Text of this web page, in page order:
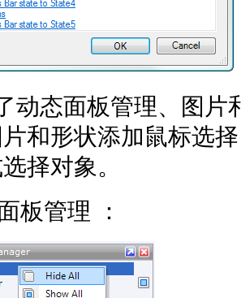
动态面板管理、图片
和形状添加鼠标选
择对象。
板管理 ：